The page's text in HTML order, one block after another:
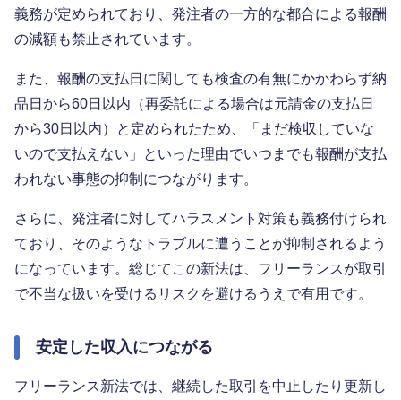
義務が定められており、発注者の一方的な都合による報酬
の減額も禁止されています。
また、報酬の支払日に関しても検査の有無にかかわらず納
品日から60日以内（再委託による場合は元請金の支払日
から30日以内）と定められたため、「まだ検収していな
いので支払えない」といった理由でいつまでも報酬が支払
われない事態の抑制につながります。
さらに、発注者に対してハラスメント対策も義務付けられ
ており、そのようなトラブルに遭うことが抑制されるよう
になっています。総じてこの新法は、フリーランスが取引
で不当な扱いを受けるリスクを避けるうえで有用です。
安定した収入につながる
フリーランス新法では、継続した取引を中止したり更新し